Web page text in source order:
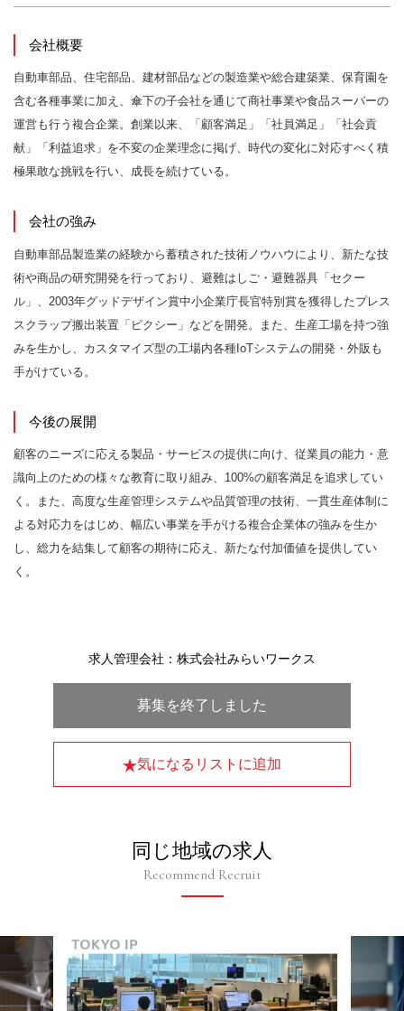
会社概要
自動車部品、住宅部品、建材部品などの製造業や総合建築業、保育園を
含む各種事業に加え、傘下の子会社を通じて商社事業や食品スーパーの
運営も行う複合企業。創業以来、「顧客満足」「社員満足」「社会貢
献」「利益追求」を不変の企業理念に掲げ、時代の変化に対応すべく積
極果敢な挑戦を行い、成長を続けている。
会社の強み
自動車部品製造業の経験から蓄積された技術ノウハウにより、新たな技
術や商品の研究開発を行っており、避難はしご・避難器具「セクー
ル」、2003年グッドデザイン賞中小企業庁長官特別賞を獲得したプレス
スクラップ搬出装置「ピクシー」などを開発。また、生産工場を持つ強
みを生かし、カスタマイズ型の工場内各種IoTシステムの開発・外販も
手がけている。
今後の展開
顧客のニーズに応える製品・サービスの提供に向け、従業員の能力・意
識向上のための様々な教育に取り組み、100%の顧客満足を追求してい
く。また、高度な生産管理システムや品質管理の技術、一貫生産体制に
よる対応力をはじめ、幅広い事業を手がける複合企業体の強みを生か
し、総力を結集して顧客の期待に応え、新たな付加価値を提供してい
く。
募集を終了しました
気になるリストに追加
求人管理会社：株式会社みらいワークス
同じ地域の求人
Recommend Recruit